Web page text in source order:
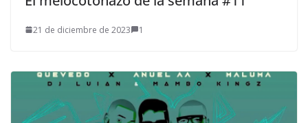
21 de diciembre de 2023 1